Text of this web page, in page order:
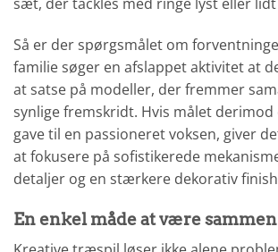
Så er der spørgsmålet om
familie søger en afslappet aktivitet at
at satse på modeller, der fremmer
synlige fremskridt. Hvis målet derimod
gave til en passioneret voksen, giver
at fokusere på sofistikerede
detaljer og en stærkere dekorativ
En enkel måde at være